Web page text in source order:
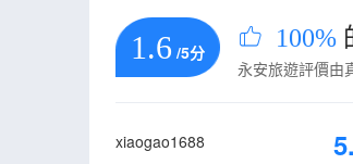
1.6 /5分 100%
永安旅遊評價由
xiaogao1688